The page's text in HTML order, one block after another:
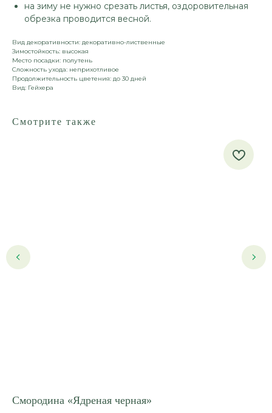
на зиму не нужно срезать листья, оздоровительная
обрезка проводится весной.
Вид декоративности: декоративно-лиственные
Зимостойкость: высокая
Место посадки: полутень
Сложность ухода: неприхотливое
Продолжительность цветения: до 30 дней
Вид: Гейхера
Смотрите также
Смородина «Ядреная черная»